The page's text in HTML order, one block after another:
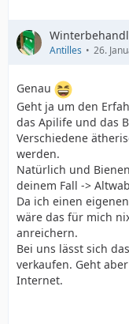
Antilles 26.
Genau
Geht ja um den
das Apilife und das
Verschiedene
werden.
Natürlich und
deinem Fall ->
Da ich einen
wäre das für mich
anreichern.
Bei uns lässt sich
verkaufen. Geht
Internet.